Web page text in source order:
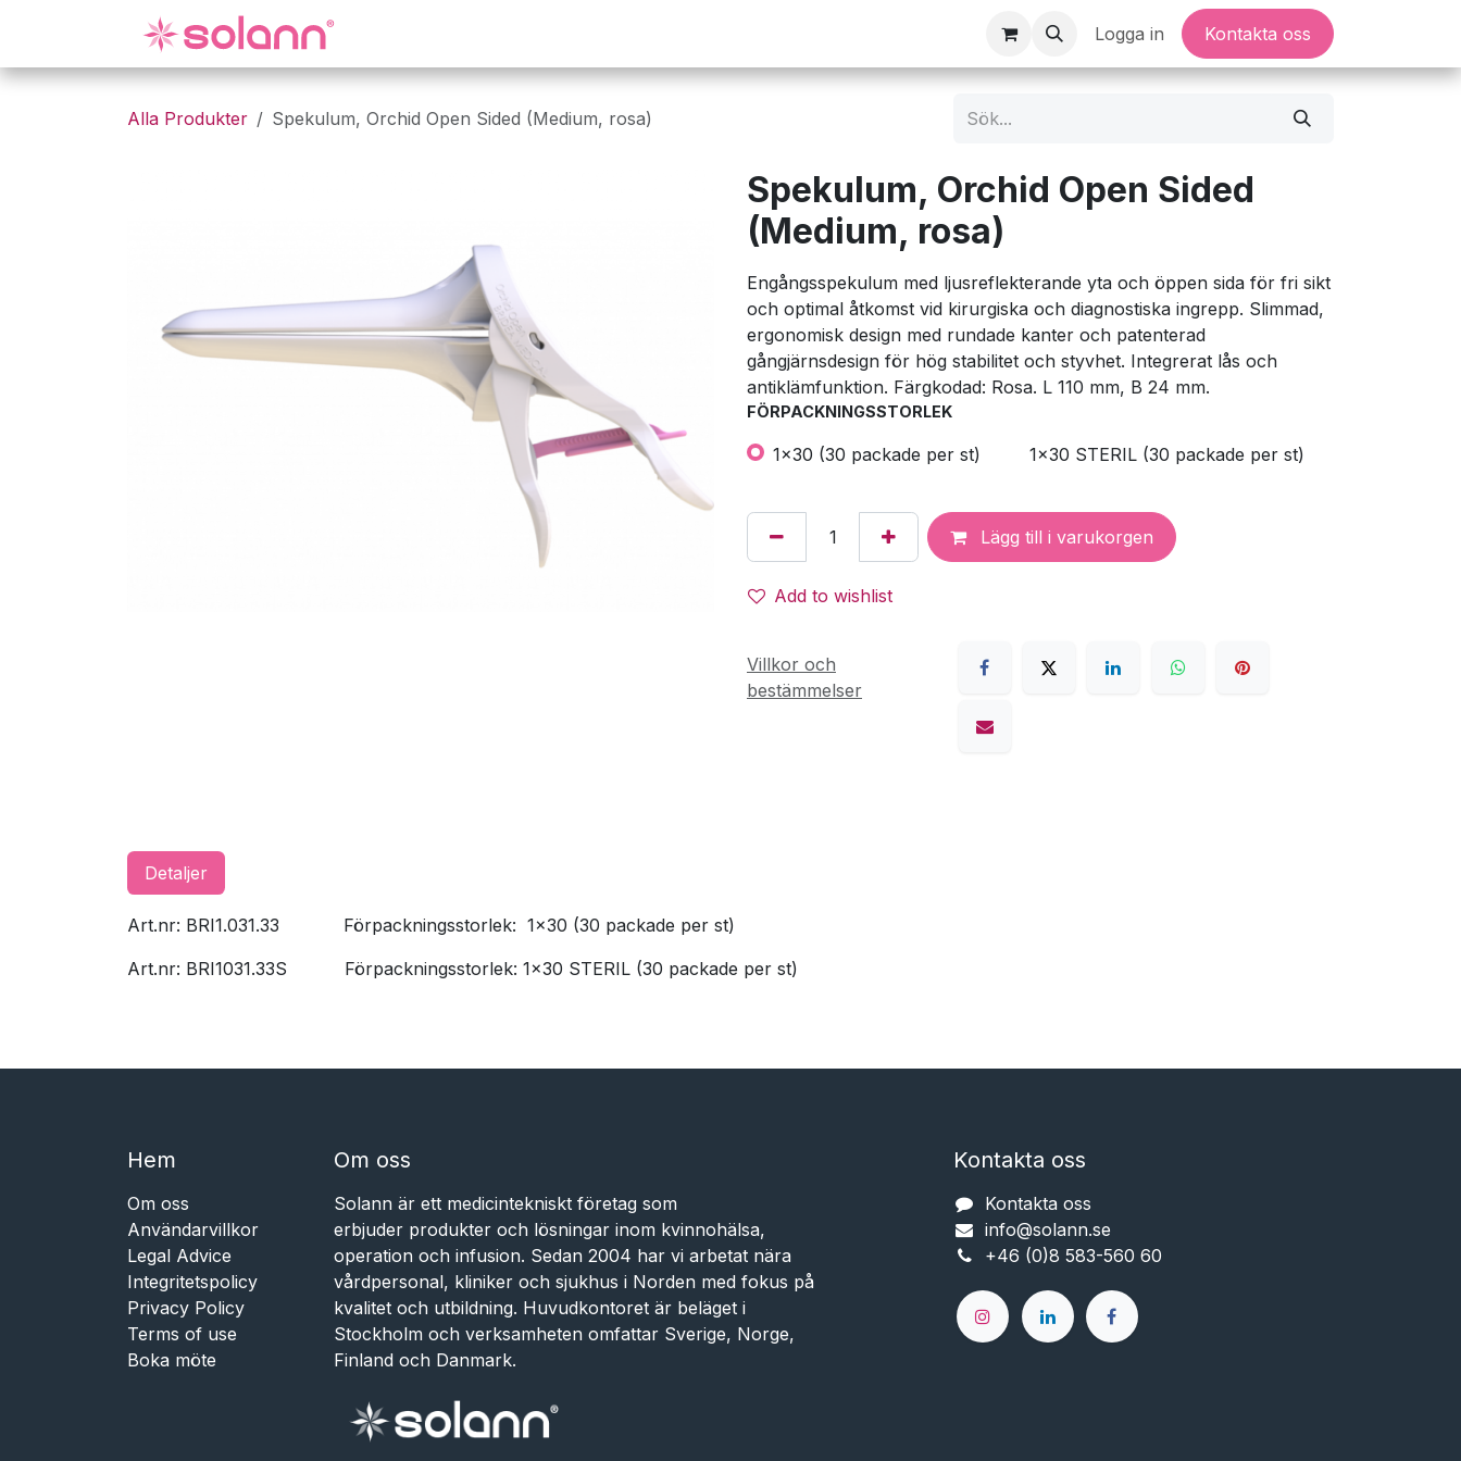
Logga in Kontakta oss
Alla Produkter Spekulum, Orchid Open Sided (Medium, rosa)
Spekulum, Orchid Open Sided
(Medium, rosa)
Engångsspekulum med ljusreflekterande yta och öppen sida för fri sikt
och optimal åtkomst vid kirurgiska och diagnostiska ingrepp. Slimmad,
ergonomisk design med rundade kanter och patenterad
gångjärnsdesign för hög stabilitet och styvhet. Integrerat lås och
antiklämfunktion. Färgkodad: Rosa. L 110 mm, B 24 mm.
FÖRPACKNINGSSTORLEK
1x30 (30 packade per st) 1x30 STERIL (30 packade per st)
Lägg till i varukorgen
Add to wishlist
Villkor och
bestämmelser
Detaljer
Art.nr: BRI1.031.33
​Förpackningsstorlek: 1x30 (30 packade per st)
Art.nr: BRI1031.33S
​Förpackningsstorlek: 1x30 STERIL (30 packade per st)
Hem​​
Om oss
Användarvillkor
Legal Advice
Integritetspolicy
Privacy Policy
Terms of use
Boka möte
Om oss
Solann är ett medicintekniskt företag som
erbjuder produkter och lösningar inom kvinnohälsa,
operation och infusion. Sedan 2004 har vi arbetat nära
vårdpersonal, kliniker och sjukhus i Norden med fokus på
kvalitet och utbildning. Huvudkontoret är beläget i
Stockholm och verksamheten omfattar Sverige, Norge,
Finland och Danmark.
Kontakta oss
Kontakta oss
info@solann.se​​​​​​
+46 (0)8 583-560 60